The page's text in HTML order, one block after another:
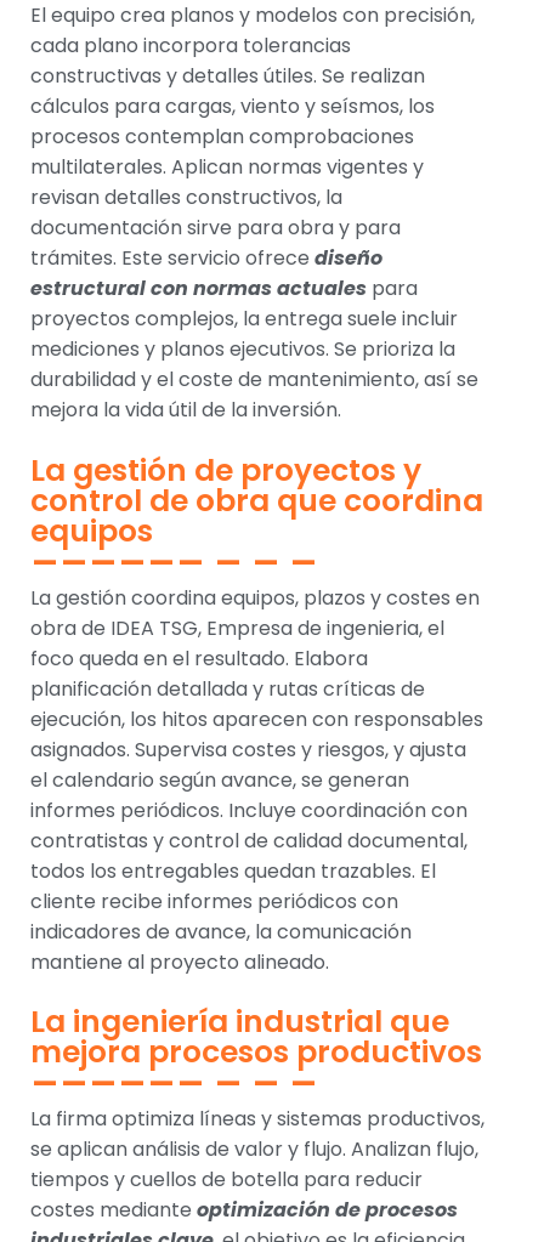
El equipo crea planos y modelos con precisión,
cada plano incorpora tolerancias
constructivas y detalles útiles. Se realizan
cálculos para cargas, viento y seísmos, los
procesos contemplan comprobaciones
multilaterales. Aplican normas vigentes y
revisan detalles constructivos, la
documentación sirve para obra y para
trámites. Este servicio ofrece diseño
estructural con normas actuales para
proyectos complejos, la entrega suele incluir
mediciones y planos ejecutivos. Se prioriza la
durabilidad y el coste de mantenimiento, así se
mejora la vida útil de la inversión.
La gestión de proyectos y
control de obra que coordina
equipos
La gestión coordina equipos, plazos y costes en
obra de IDEA TSG, Empresa de ingenieria, el
foco queda en el resultado. Elabora
planificación detallada y rutas críticas de
ejecución, los hitos aparecen con responsables
asignados. Supervisa costes y riesgos, y ajusta
el calendario según avance, se generan
informes periódicos. Incluye coordinación con
contratistas y control de calidad documental,
todos los entregables quedan trazables. El
cliente recibe informes periódicos con
indicadores de avance, la comunicación
mantiene al proyecto alineado.
La ingeniería industrial que
mejora procesos productivos
La firma optimiza líneas y sistemas productivos,
se aplican análisis de valor y flujo. Analizan flujo,
tiempos y cuellos de botella para reducir
costes mediante optimización de procesos